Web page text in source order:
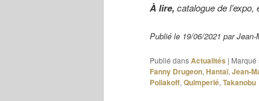
À lire, catalogue de
Publié le 19/06/2021 par
Publié dansActualités | Marqué
Fanny Drugeon, Hantaï, Jean-
Poliakoff, Quimperlé, Takanobu